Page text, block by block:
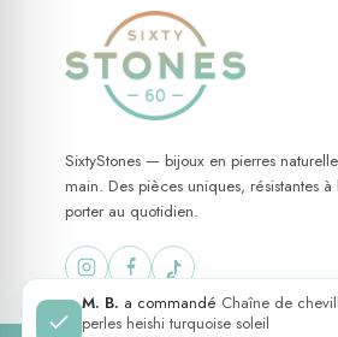
rinçage à l'eau claire après un
SixtyStones — bijoux en pierres
main. Des pièces uniques, résistantes
porter au quotidien.
M. B. a commandé Chaîne de
perles heishi turquoise soleil